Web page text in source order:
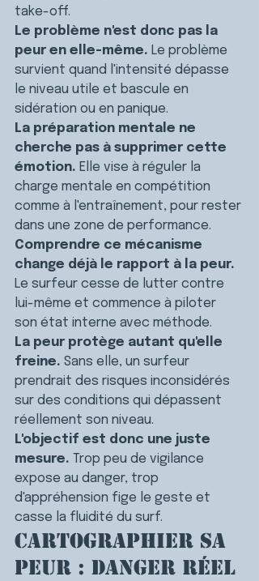
take-off.
Le problème n'est donc pas la
peur en elle-même. Le problème
survient quand l'intensité dépasse
le niveau utile et bascule en
sidération ou en panique.
La préparation mentale ne
cherche pas à supprimer cette
émotion. Elle vise à réguler la
charge mentale en compétition
comme à l'entraînement, pour rester
dans une zone de performance.
Comprendre ce mécanisme
change déjà le rapport à la peur.
Le surfeur cesse de lutter contre
lui-même et commence à piloter
son état interne avec méthode.
La peur protège autant qu'elle
freine. Sans elle, un surfeur
prendrait des risques inconsidérés
sur des conditions qui dépassent
réellement son niveau.
L'objectif est donc une juste
mesure. Trop peu de vigilance
expose au danger, trop
d'appréhension fige le geste et
casse la fluidité du surf.
Cartographier sa
peur : danger réel